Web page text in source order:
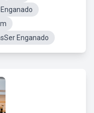
Enganado